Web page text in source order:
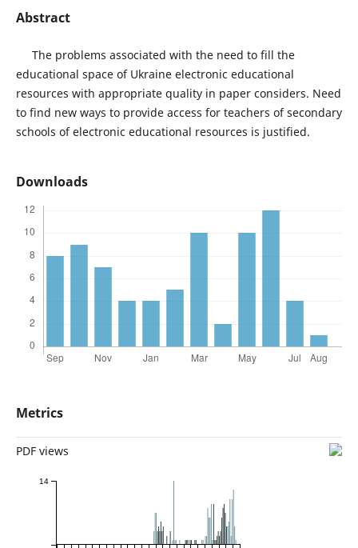
Abstract
The problems associated with the need to fill the
educational space of Ukraine electronic educational
resources with appropriate quality in paper considers. Need
to find new ways to provide access for teachers of secondary
schools of electronic educational resources is justified.
Downloads
Metrics
PDF views
14